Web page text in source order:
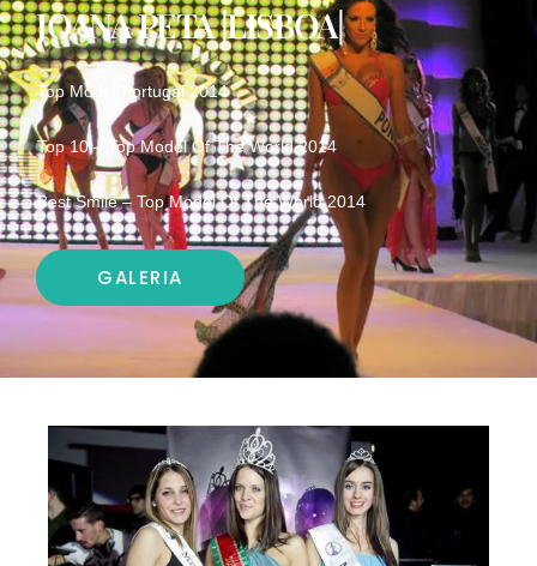
JOANA PETA |LISBOA|
Top Model Portugal 2014
Top 10 – Top Model Of The World 2014
Best Smile – Top Model Of The World 2014
GALERIA